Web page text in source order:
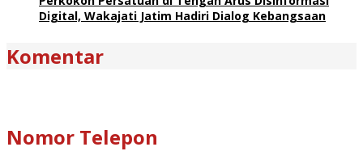
Digital, Wakajati Jatim Hadiri Dialog Kebangsaan
Komentar
Nomor Telepon